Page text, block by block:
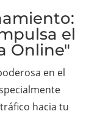
el
Online"
en el
hacia tu